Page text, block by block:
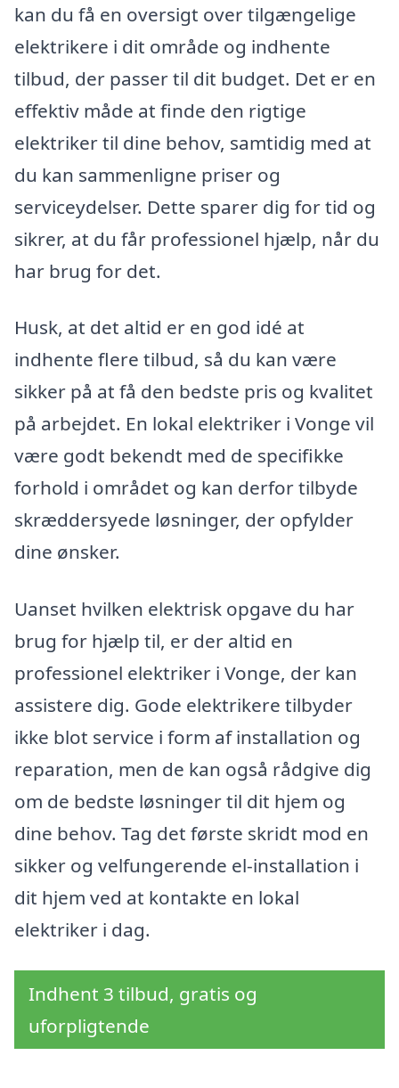
kan du få en oversigt over tilgængelige
elektrikere i dit område og indhente
tilbud, der passer til dit budget. Det er en
effektiv måde at finde den rigtige
elektriker til dine behov, samtidig med at
du kan sammenligne priser og
serviceydelser. Dette sparer dig for tid og
sikrer, at du får professionel hjælp, når du
har brug for det.
Husk, at det altid er en god idé at
indhente flere tilbud, så du kan være
sikker på at få den bedste pris og kvalitet
på arbejdet. En lokal elektriker i Vonge vil
være godt bekendt med de specifikke
forhold i området og kan derfor tilbyde
skræddersyede løsninger, der opfylder
dine ønsker.
Uanset hvilken elektrisk opgave du har
brug for hjælp til, er der altid en
professionel elektriker i Vonge, der kan
assistere dig. Gode elektrikere tilbyder
ikke blot service i form af installation og
reparation, men de kan også rådgive dig
om de bedste løsninger til dit hjem og
dine behov. Tag det første skridt mod en
sikker og velfungerende el-installation i
dit hjem ved at kontakte en lokal
elektriker i dag.
Indhent 3 tilbud, gratis og
uforpligtende